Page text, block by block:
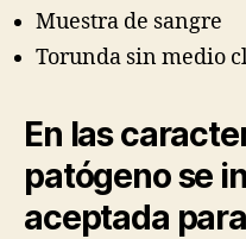
Muestra de sangre
Torunda sin medio
En las
patógeno se
aceptada